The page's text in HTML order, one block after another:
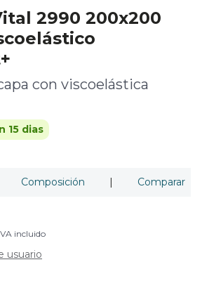
2990 200x200
con viscoelástica
15 dias
Composición | Comparar
incluido
usuario